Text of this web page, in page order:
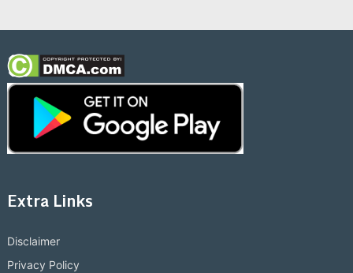
Extra Links
Disclaimer
Privacy Policy